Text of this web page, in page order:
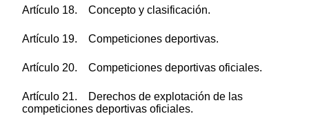
Artículo 18. Concepto y clasificación.
Artículo 19. Competiciones deportivas.
Artículo 20. Competiciones deportivas oficiales.
Artículo 21. Derechos de explotación de las
competiciones deportivas oficiales.